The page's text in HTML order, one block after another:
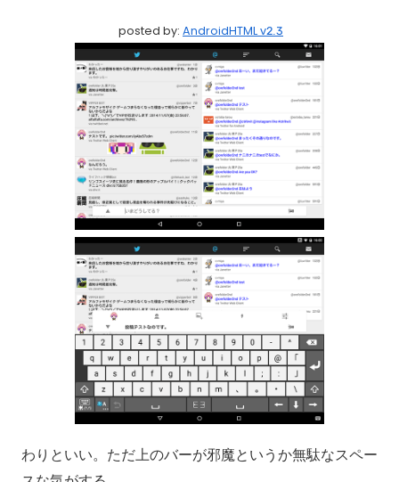
posted by: AndroidHTML v2.3
わりといい。ただ上のバーが邪魔というか無駄なスペー